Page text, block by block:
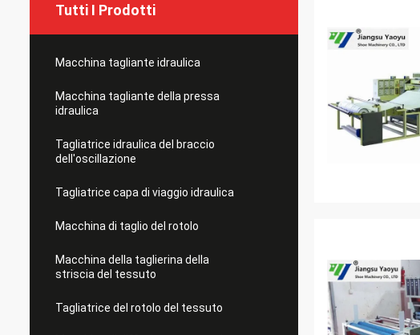
Tutti I Prodotti
Macchina tagliante idraulica
Macchina tagliante della pressa
idraulica
Tagliatrice idraulica del braccio
dell'oscillazione
Tagliatrice capa di viaggio idraulica
Macchina di taglio del rotolo
Macchina della taglierina della
striscia del tessuto
Tagliatrice del rotolo del tessuto